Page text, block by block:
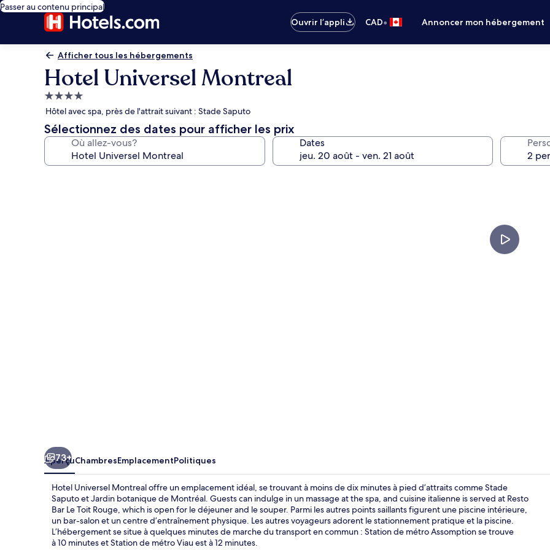
Passer au contenu principal
Ouvrir l’appli
CAD• Annoncer mon hébergement
Afficher tous les hébergements
Hotel Universel Montreal
Hébergement
4.0 étoiles
Hôtel avec spa, près de l'attrait suivant : Stade Saputo
Sélectionnez des dates pour afficher les prix
Où allez-vous? Dates
Chambre
73+
AperçuChambresEmplacementPolitiques
Hotel Universel Montreal offre un emplacement idéal, se trouvant à moins de dix minutes à pied d’attraits comme Stade
Saputo et Jardin botanique de Montréal. Guests can indulge in un massage at the spa, and cuisine italienne is served at Resto
Bar Le Toit Rouge, which is open for le déjeuner and le souper. Parmi les autres points saillants figurent une piscine intérieure,
un bar-salon et un centre d’entraînement physique. Les autres voyageurs adorent le stationnement pratique et la piscine.
L’hébergement se situe à quelques minutes de marche du transport en commun : Station de métro Assomption se trouve
à 10 minutes et Station de métro Viau est à 12 minutes.